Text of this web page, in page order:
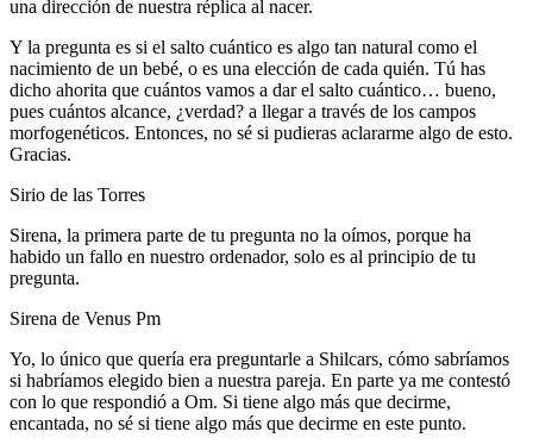
una dirección de nuestra réplica al nacer.
Y la pregunta es si el salto cuántico es algo tan natural como el
nacimiento de un bebé, o es una elección de cada quién. Tú has
dicho ahorita que cuántos vamos a dar el salto cuántico… bueno,
pues cuántos alcance, ¿verdad? a llegar a través de los campos
morfogenéticos. Entonces, no sé si pudieras aclararme algo de esto.
Gracias.
Sirio de las Torres
Sirena, la primera parte de tu pregunta no la oímos, porque ha
habido un fallo en nuestro ordenador, solo es al principio de tu
pregunta.
Sirena de Venus Pm
Yo, lo único que quería era preguntarle a Shilcars, cómo sabríamos
si habríamos elegido bien a nuestra pareja. En parte ya me contestó
con lo que respondió a Om. Si tiene algo más que decirme,
encantada, no sé si tiene algo más que decirme en este punto.